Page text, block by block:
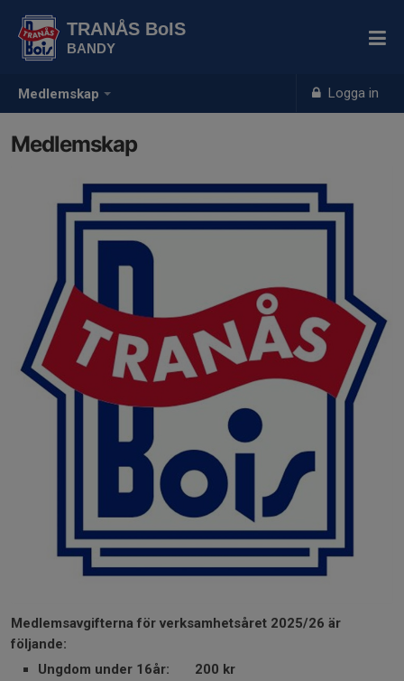
Medlemskap Logga in
TRANÅS BoIS
BANDY
Medlemskap
Medlemsavgifterna för verksamhetsåret 2025/26 är
följande:
Ungdom under 16år: 200 kr